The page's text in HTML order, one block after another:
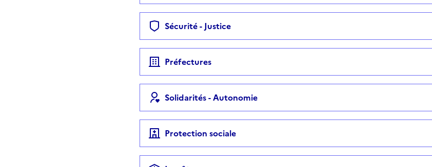
Sécurité - Justice
Préfectures
Solidarités - Autonomie
Protection sociale